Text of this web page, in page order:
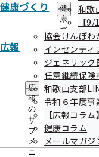
委
員
の
サ
ブ
メ
ニ
ュ
ー
健康づくり
健
康
づ
く
り
の
サ
ブ
メ
ニ
ュ
ー
和歌
【
広報
広
報
の
サ
ブ
メ
ニ
協会けんぽわ
インセンティ
ジェネリック
任意継続保険
和歌山支部
令和６年度事
【広報コラ
健康コラム
メールマガジ
協会けんぽ和歌山支
する情報等をメール
協会けんぽ和歌山支
にもお役立ちの情報
ご希望の方は募集要
フォーム」より登録